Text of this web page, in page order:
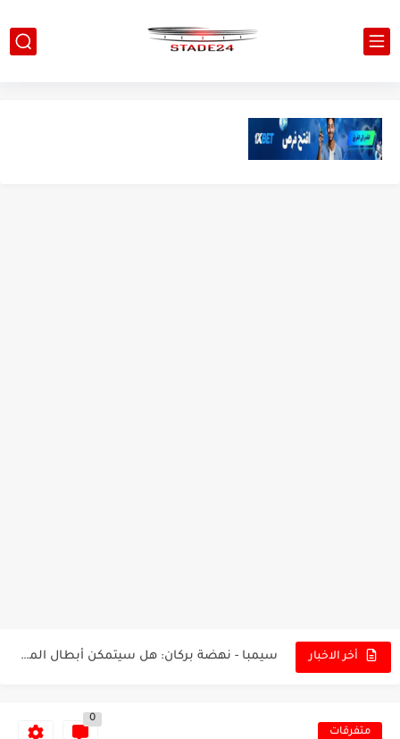
أخر الاخبار سيمبا - نهضة بركان: هل سيتمكن أبطال المغرب من الحفاظ...
البرنامج الكامل لنهائي البطولة بين الاتحاد المنستيري والنادي الإفريقي متفرقات
0